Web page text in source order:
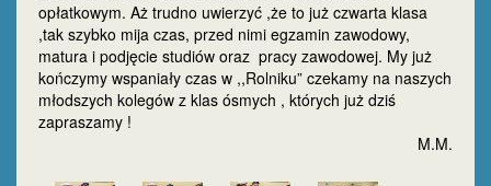
opłatkowym. Aż trudno uwierzyć ,że to już czwarta klasa
,tak szybko mija czas, przed nimi egzamin zawodowy,
matura i podjęcie studiów oraz pracy zawodowej. My już
kończymy wspaniały czas w ,,Rolniku” czekamy na naszych
młodszych kolegów z klas ósmych , których już dziś
zapraszamy !
M.M.